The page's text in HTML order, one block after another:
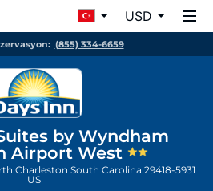
USD
(855) 334-6659
by Wyndham
Airport West
Charleston South Carolina 29418-5931
US